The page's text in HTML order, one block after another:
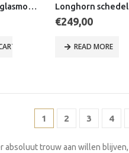
Koe schedel glasmozaïek Longhorn schedel
€249,00
READ MORE
1 2 3 4
absoluut trouw aan willen blijven,